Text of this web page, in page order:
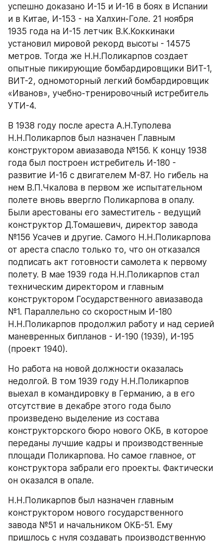
успешно доказано И-15 и И-16 в боях в Испании
и в Китае, И-153 - на Халхин-Голе. 21 ноября
1935 года на И-15 летчик В.К.Коккинаки
установил мировой рекорд высоты - 14575
метров. Тогда же Н.Н.Поликарпов создает
опытные пикирующие бомбардировщики ВИТ-1,
ВИТ-2, одномоторный легкий бомбардировщик
«Иванов», учебно-тренировочный истребитель
УТИ-4.
В 1938 году после ареста А.Н.Туполева
Н.Н.Поликарпов был назначен Главным
конструктором авиазавода №156. К концу 1938
года был построен истребитель И-180 -
развитие И-16 с двигателем М-87. Но гибель на
нем В.П.Чкалова в первом же испытательном
полете вновь ввергло Поликарпова в опалу.
Были арестованы его заместитель - ведущий
конструктор Д.Томашевич, директор завода
№156 Усачев и другие. Самого Н.Н.Поликарпова
от ареста спасло только то, что он отказался
подписать акт готовности самолета к первому
полету. В мае 1939 года Н.Н.Поликарпов стал
техническим директором и главным
конструктором Государственного авиазавода
№1. Параллельно со скоростным И-180
Н.Н.Поликарпов продолжил работу и над серией
маневренных бипланов - И-190 (1939), И-195
(проект 1940).
Но работа на новой должности оказалась
недолгой. В том 1939 году Н.Н.Поликарпов
выехал в командировку в Германию, а в его
отсутствие в декабре этого года было
произведено выделение из состава
конструкторского бюро нового ОКБ, в которое
переданы лучшие кадры и производственные
площади Поликарпова. Но самое главное, от
конструктора забрали его проекты. Фактически
он оказался в опале.
Н.Н.Поликарпов был назначен главным
конструктором нового государственного
завода №51 и начальником ОКБ-51. Ему
пришлось с нуля создавать производственную